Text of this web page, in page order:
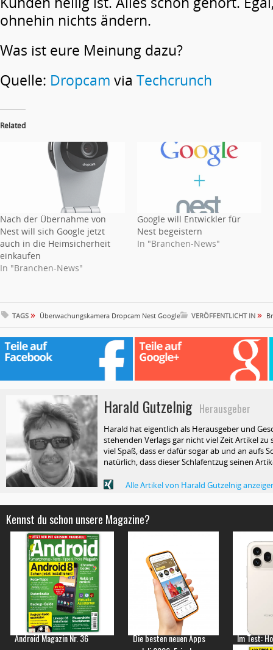
ohnehin nichts ändern.
Was ist eure Meinung dazu?
Quelle: Dropcam via Techcrunch
Related
Nach der Übernahme von
Nest will sich Google jetzt
auch in die Heimsicherheit
einkaufen
In "Branchen-News"
Google will Entwickler für
Nest begeistern
In "Branchen-News"
TAGS » Überwachungskamera Dropcam Nest Google VERÖFFENTLICHT IN »
Harald GutzelnigHerausgeber
Harald hat eigentlich als Herausgeber und
stehenden Verlags gar nicht viel Zeit Artikel
viel Spaß, dass er dafür sogar ab und an aufs
natürlich, dass dieser Schlafentzug seinen
Alle Artikel von Harald Gutzelnig
Kennst du schon unsere Magazine?
Android Magazin Nr. 36
Die besten neuen Apps
Im Test: